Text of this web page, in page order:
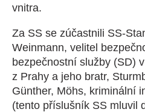
vnitra.
Za SS se zúčastnili SS-
Weinmann, velitel
bezpečnostní služby (SD)
z Prahy a jeho bratr,
Günther, Möhs, kriminální
(tento příslušník SS mluvil